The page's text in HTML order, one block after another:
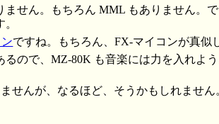
ません。もちろん MML もありません。
ですね。もちろん、FX-マイコンが真似
るので、MZ-80K も音楽には力を入れよ
せんが、なるほど、そうかもしれません